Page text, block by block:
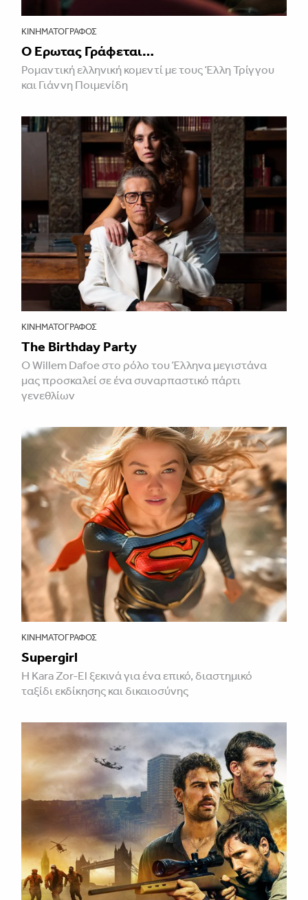
ΚΙΝΗΜΑΤΟΓΡΆΦΟΣ
Ο Έρωτας Γράφεται…
Ρομαντική ελληνική κομεντί με τους Έλλη Τρίγγου
και Γιάννη Ποιμενίδη
ΚΙΝΗΜΑΤΟΓΡΆΦΟΣ
The Birthday Party
Ο Willem Dafoe στο ρόλο του Έλληνα μεγιστάνα
μας προσκαλεί σε ένα συναρπαστικό πάρτι
γενεθλίων
ΚΙΝΗΜΑΤΟΓΡΆΦΟΣ
Supergirl
Η Kara Zor-El ξεκινά για ένα επικό, διαστημικό
ταξίδι εκδίκησης και δικαιοσύνης